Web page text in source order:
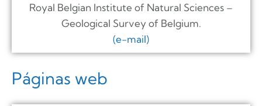
Royal Belgian Institute of Natural Sciences –
Geological Survey of Belgium.
(e-mail)
Páginas web